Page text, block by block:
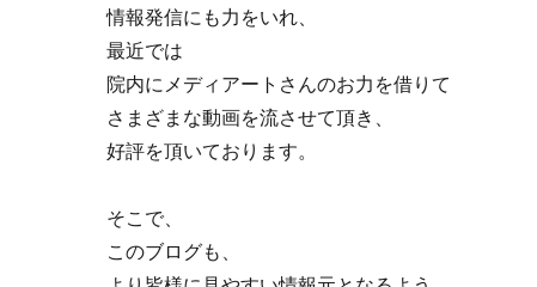
情報発信にも力をいれ、
最近では
院内にメディアートさんのお力を借りて
さまざまな動画を流させて頂き、
好評を頂いております。
そこで、
このブログも、